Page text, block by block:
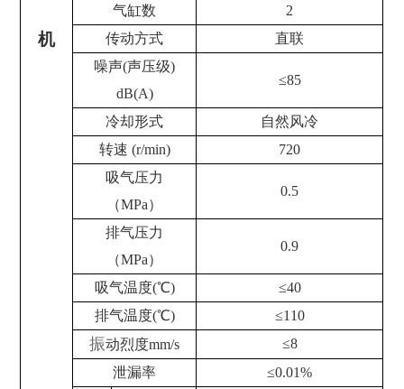
机
气缸数
2
传动方式
直联
噪声(声压级)
dB(A)
≤85
冷却形式
自然风冷
转速 (r/min)
720
吸气压力
（MPa）
0.5
排气压力
（MPa）
0.9
吸气温度(℃) ≤40
排气温度(℃) ≤110
振动烈度mm/s ≤8
泄漏率
≤0.01%